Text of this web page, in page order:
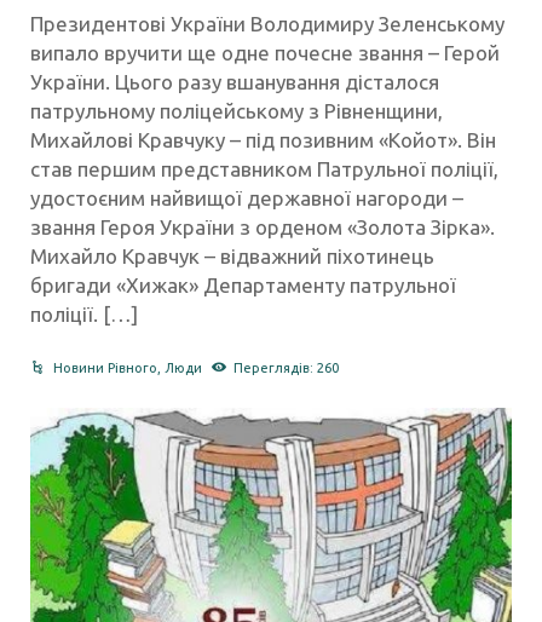
Президентові України Володимиру Зеленському
випало вручити ще одне почесне звання – Герой
України. Цього разу вшанування дісталося
патрульному поліцейському з Рівненщини,
Михайлові Кравчуку – під позивним «Койот». Він
став першим представником Патрульної поліції,
удостоєним найвищої державної нагороди –
звання Героя України з орденом «Золота Зірка».
Михайло Кравчук – відважний піхотинець
бригади «Хижак» Департаменту патрульної
поліції. […]
Новини Рівного Люди Переглядів: 260